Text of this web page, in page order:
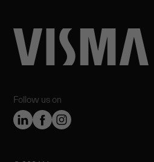
Follow us on